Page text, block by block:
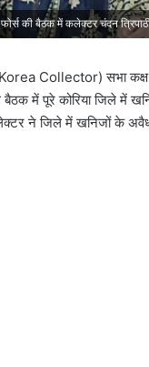
बैठक में कलेक्टर चंदन त्रिपाठी ने
Collector) सभा कक्ष
बैठक में पूरे कोरिया जिले
ने जिले में खनिजों के